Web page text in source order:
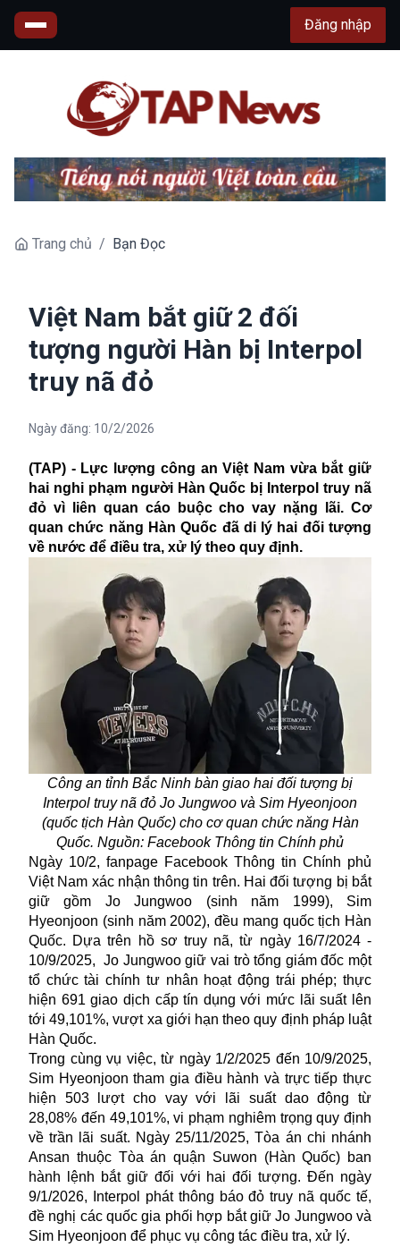
Đăng nhập
Trang chủ / Bạn Đọc
Việt Nam bắt giữ 2 đối
tượng người Hàn bị Interpol
truy nã đỏ
Ngày đăng: 10/2/2026
(TAP) - Lực lượng công an Việt Nam vừa bắt giữ
hai nghi phạm người Hàn Quốc bị Interpol truy nã
đỏ vì liên quan cáo buộc cho vay nặng lãi. Cơ
quan chức năng Hàn Quốc đã di lý hai đối tượng
về nước để điều tra, xử lý theo quy định.
Công an tỉnh Bắc Ninh bàn giao hai đối tượng bị
Interpol truy nã đỏ Jo Jungwoo và Sim Hyeonjoon
(quốc tịch Hàn Quốc) cho cơ quan chức năng Hàn
Quốc. Nguồn: Facebook Thông tin Chính phủ
Ngày 10/2, fanpage Facebook Thông tin Chính phủ
Việt Nam xác nhận thông tin trên. Hai đối tượng bị bắt
giữ gồm Jo Jungwoo (sinh năm 1999), Sim
Hyeonjoon (sinh năm 2002), đều mang quốc tịch Hàn
Quốc. Dựa trên hồ sơ truy nã, từ ngày 16/7/2024 -
10/9/2025, Jo Jungwoo giữ vai trò tổng giám đốc một
tổ chức tài chính tư nhân hoạt động trái phép; thực
hiện 691 giao dịch cấp tín dụng với mức lãi suất lên
tới 49,101%, vượt xa giới hạn theo quy định pháp luật
Hàn Quốc.
Trong cùng vụ việc, từ ngày 1/2/2025 đến 10/9/2025,
Sim Hyeonjoon tham gia điều hành và trực tiếp thực
hiện 503 lượt cho vay với lãi suất dao động từ
28,08% đến 49,101%, vi phạm nghiêm trọng quy định
về trần lãi suất. Ngày 25/11/2025, Tòa án chi nhánh
Ansan thuộc Tòa án quận Suwon (Hàn Quốc) ban
hành lệnh bắt giữ đối với hai đối tượng. Đến ngày
9/1/2026, Interpol phát thông báo đỏ truy nã quốc tế,
đề nghị các quốc gia phối hợp bắt giữ Jo Jungwoo và
Sim Hyeonjoon để phục vụ công tác điều tra, xử lý.